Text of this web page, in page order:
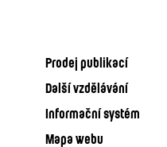
Prodej publikací
Další vzdělávání
Informační systém
Mapa webu